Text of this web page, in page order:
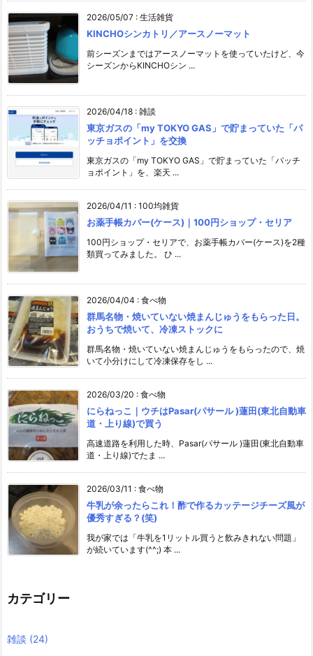
2026/05/07 : 生活雑貨
KINCHOシンカトリ／アースノーマット
前シーズンまではアースノーマットを使っていたけど、今
シーズンからKINCHOシン ...
2026/04/18 : 雑談
東京ガスの「my TOKYO GAS」で貯まっていた「パ
ッチョポイント」を交換
東京ガスの「my TOKYO GAS」で貯まっていた「パッチ
ョポイント」を、楽天 ...
2026/04/11 : 100均雑貨
お薬手帳カバー(ケース)｜100円ショップ・セリア
100円ショップ・セリアで、お薬手帳カバー(ケース)を2種
類買ってみました。 ひ ...
2026/04/04 : 食べ物
群馬名物・焼いていない焼まんじゅうをもらった日。
おうちで焼いて、冷凍ストックに
群馬名物・焼いていない焼まんじゅうをもらったので、焼
いて小分けにして冷凍保存をし ...
2026/03/20 : 食べ物
にらねっこ｜ウチはPasar(パサール )蓮田(東北自動車
道・上り線)で買う
高速道路を利用した時、Pasar(パサール )蓮田(東北自動車
道・上り線)でたま ...
2026/03/11 : 食べ物
牛乳が余ったらこれ！酢で作るカッテージチーズ風が
優秀すぎる？(笑)
我が家では「牛乳を1リットル買うと飲みきれない問題」
が続いています(^^;) 本 ...
カテゴリー
雑談 (24)